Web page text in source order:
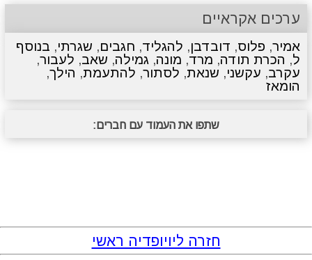
ערכים אקראיים
אמיר, פלוס, דובדבן, להגליד, חגבים, שגרתי, בנוסף
ל, הכרת תודה, מרד, מונה, גמילה, שאב, לעבור,
עקרב, עקשני, שנאת, לסתור, להתעמת, הילך,
הומאז
שתפו את העמוד עם חברים:
חזרה ליויופדיה ראשי